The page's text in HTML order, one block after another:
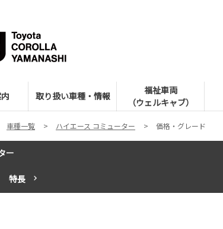
取り扱い車種・情報
福祉車両
（ウェルキャブ）
車種一覧 ハイエース コミューター 価格・グレード
ー
特長